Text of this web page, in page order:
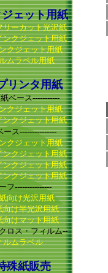
ェット用紙
リーカット光沢紙
ンクジェット用紙
クジェット用紙
ムラベル用紙
リンタ用紙
ベース-----------
クジェット用紙
ンクジェット用紙
ース---------------
クジェット用紙
ンクジェット用紙
ンクジェット用紙
ンクジェット用紙
フ---------------
向け光沢用紙
向け半光沢用紙
向けマット用紙
ロス・フィルム--
ルムラベル
殊紙販売